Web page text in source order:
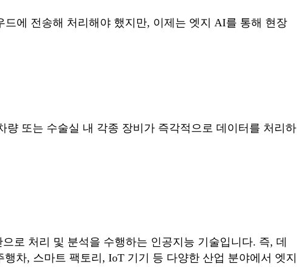
에 전송해 처리해야 했지만, 이제는 엣지 AI를 통해 현장
량 또는 수술실 내 각종 장비가 즉각적으로 데이터를 처리하
로 처리 및 분석을 수행하는 인공지능 기술입니다. 즉, 데
차, 스마트 팩토리, IoT 기기 등 다양한 산업 분야에서 엣지